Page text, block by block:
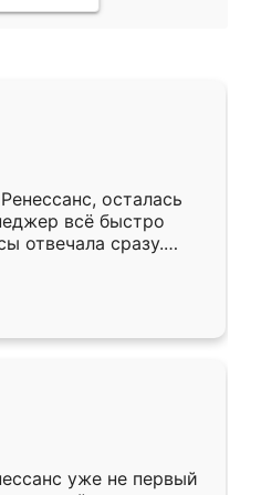
осталась
всё быстро
отвечала сразу.
подошёл к
Собрали
аккуратно, даже
уже не первый